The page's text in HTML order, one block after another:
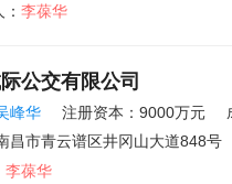
李葆华
公交有限公司
峰华 注册资本：9000万元
昌市青云谱区井冈山大道848号
李葆华